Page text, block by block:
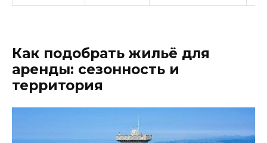
Как подобрать жильё для
аренды: сезонность и
территория